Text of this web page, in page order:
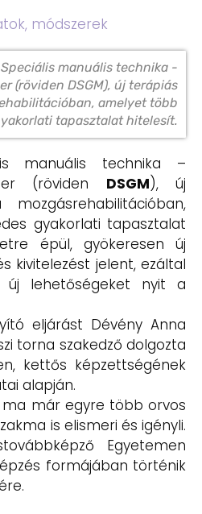
módszerek
manuális technika -
(röviden DSGM), új terápiás
amelyet több
tapasztalat hitelesít.
manuális technika –
(röviden DSGM), új
gyakorlati tapasztalat
épül, gyökeresen új
kivitelezést jelent, ezáltal
lehetőségeket nyit a
eljárást Dévény Anna
torna szakedző dolgozta
kettős képzettségének
alapján.
már egyre több orvos
is elismeri és igényli.
Egyetemen
formájában történik